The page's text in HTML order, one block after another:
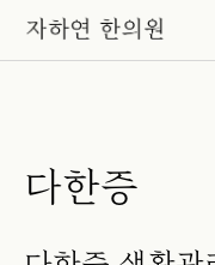
다한증